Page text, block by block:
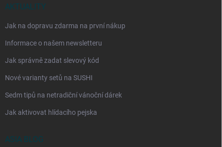
AKTUALITY
Jak na dopravu zdarma na první nákup
Informace o našem newsletteru
Jak správně zadat slevový kód
Nové varianty setů na SUSHI
Sedm tipů na netradiční vánoční dárek
Jak aktivovat hlídacího pejska
ASIA BLOG